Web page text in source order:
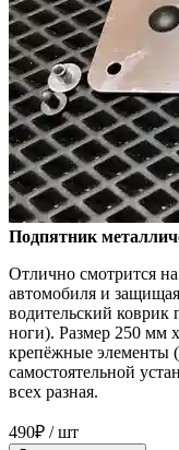
Подпятник
Отлично смотрится
автомобиля и
водительский коврик
ноги). Размер 250 мм
крепёжные элементы
самостоятельной
всех разная.
490₽ / шт